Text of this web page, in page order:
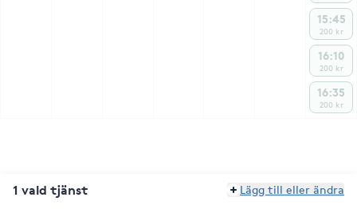
15:45
200 kr
16:10
200 kr
16:35
200 kr
1 vald tjänst Lägg till eller ändra